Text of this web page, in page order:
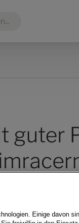
guter
Einige davon